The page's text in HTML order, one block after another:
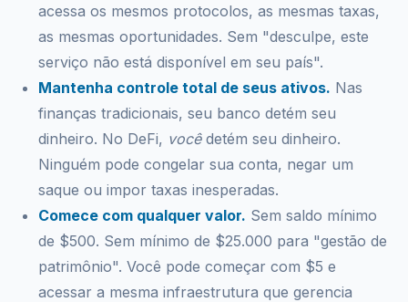
acessa os mesmos protocolos, as mesmas taxas,
as mesmas oportunidades. Sem "desculpe, este
serviço não está disponível em seu país".
Mantenha controle total de seus ativos. Nas
finanças tradicionais, seu banco detém seu
dinheiro. No DeFi, vocêdetém seu dinheiro.
Ninguém pode congelar sua conta, negar um
saque ou impor taxas inesperadas.
Comece com qualquer valor. Sem saldo mínimo
de $500. Sem mínimo de $25.000 para "gestão de
patrimônio". Você pode começar com $5 e
acessar a mesma infraestrutura que gerencia